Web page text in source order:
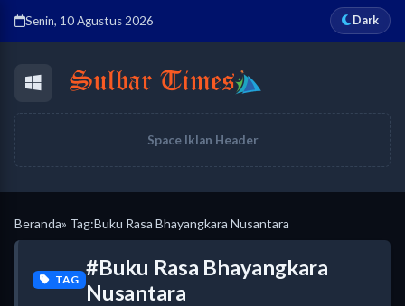
Senin, 10 Agustus 2026 Dark
Space Iklan Header
Beranda» Tag:Buku Rasa Bhayangkara Nusantara
TAG #Buku Rasa Bhayangkara
Nusantara